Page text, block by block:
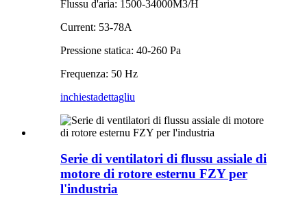
Flussu d'aria: 1500-34000M3/H
Current: 53-78A
Pressione statica: 40-260 Pa
Frequenza: 50 Hz
inchiestadettagliu
Serie di ventilatori di flussu assiale di
motore di rotore esternu FZY per
l'industria